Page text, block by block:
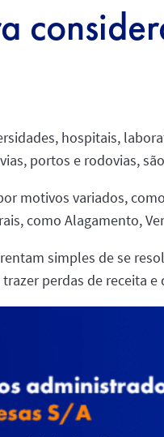
hospitais,
portos e rodovias,
motivos variados,
como Alagamento,
simples de se
perdas de receita